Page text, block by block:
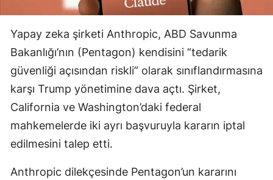
Yapay zeka şirketi Anthropic, ABD Savunma
Bakanlığı’nın (Pentagon) kendisini “tedarik
güvenliği açısından riskli” olarak sınıflandırmasına
karşı Trump yönetimine dava açtı. Şirket,
California ve Washington’daki federal
mahkemelerde iki ayrı başvuruyla kararın iptal
edilmesini talep etti.
Anthropic dilekçesinde Pentagon’un kararını